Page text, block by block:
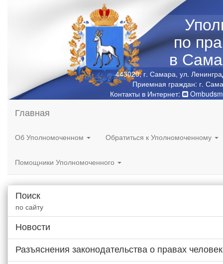
по
в
443020, г. Самара, ул.
Приемная граждан: г.
Контакты в Интернет:
Главная
Об Уполномоченном Обратиться к Уполномоченному
Помощники Уполномоченного
Поиск
по сайту
Новости
Разъяснения законодательства о правах